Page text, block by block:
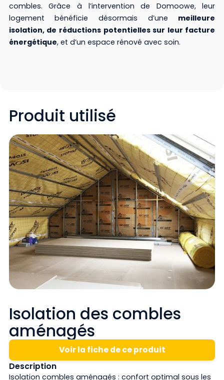
combles. Grâce à l’intervention de Domoowe, leur
logement bénéficie désormais d’une meilleure
isolation, de réductions potentielles sur leur facture
énergétique, et d’un espace rénové avec soin.
Produit utilisé
Isolation des combles
aménagés
Voir la fiche de ce produit
Description
Isolation combles aménagés : confort optimal sous les